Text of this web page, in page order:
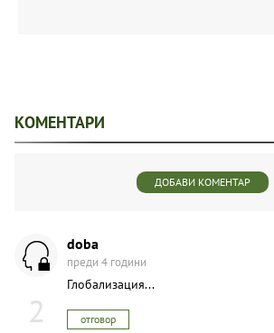
КОМЕНТАРИ
ДОБАВИ КОМЕНТАР
2
doba
преди 4 години
Глобализация...
отговор